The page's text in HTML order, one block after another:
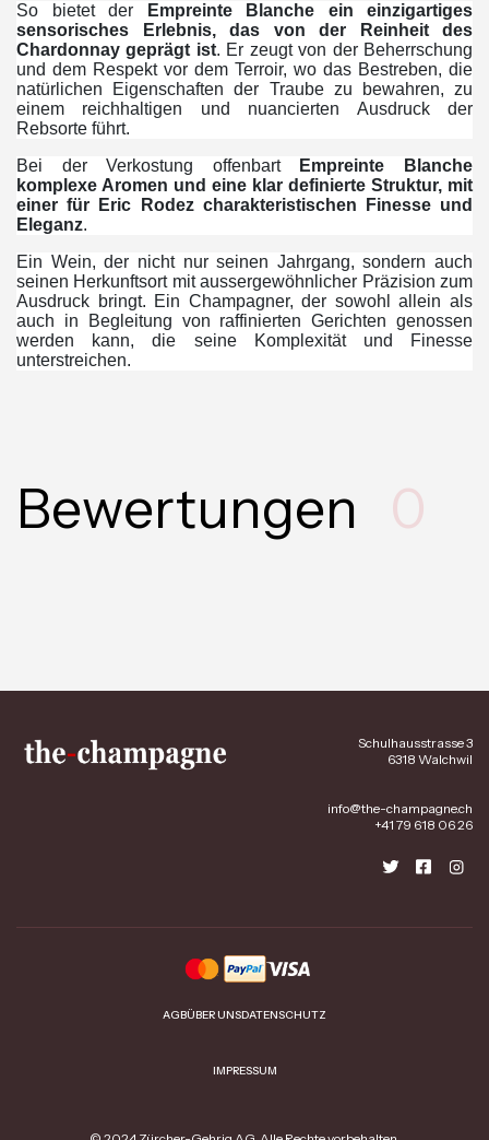
So bietet der
Empreinte Blanche ein einzigartiges
sensorisches Erlebnis, das von der Reinheit des
Chardonnay geprägt ist. Er zeugt von der Beherrschung
und dem Respekt vor dem Terroir, wo das Bestreben, die
natürlichen Eigenschaften der Traube zu bewahren, zu
einem reichhaltigen und nuancierten Ausdruck der
Rebsorte führt.
Bei der Verkostung offenbartEmpreinte Blanche
komplexe Aromen und eine klar definierte Struktur, mit
einer für Eric Rodez charakteristischen Finesse und
Eleganz.
Ein Wein, der nicht nur seinen Jahrgang, sondern auch
seinen Herkunftsort mit aussergewöhnlicher Präzision zum
Ausdruck bringt. Ein Champagner, der sowohl allein als
auch in Begleitung von raffinierten Gerichten genossen
werden kann, die seine Komplexität und Finesse
unterstreichen.
Bewertungen 0
Schulhausstrasse 3
6318 Walchwil
info@the-champagne.ch
+41 79 618 06 26
AGBÜBER UNSDATENSCHUTZ
IMPRESSUM